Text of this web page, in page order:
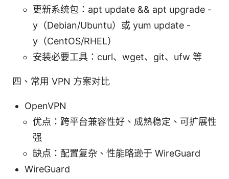
更新系统包：apt update && apt upgrade -
y（Debian/Ubuntu）或 yum update -
y（CentOS/RHEL）
安装必要工具：curl、wget、git、ufw 等
四、常用 VPN 方案对比
OpenVPN
优点：跨平台兼容性好、成熟稳定、可扩展性
强
缺点：配置复杂、性能略逊于 WireGuard
WireGuard